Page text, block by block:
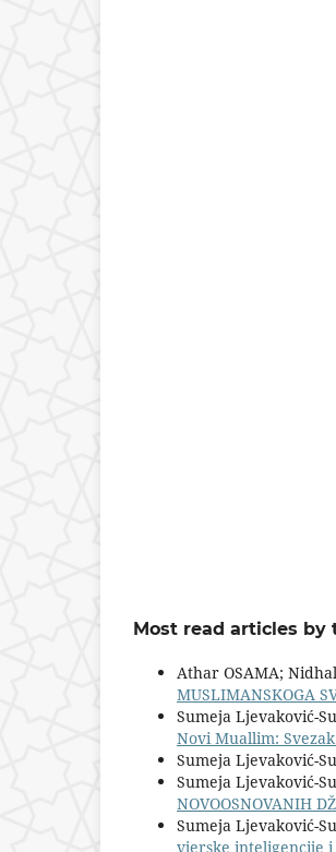
Most read articles by
Athar OSAMA;
MUSLIMANSKOGA
Sumeja Ljevaković-
Novi Muallim:
Sumeja Ljevaković-
Sumeja Ljevaković-
NOVOOSNOVANIH
Sumeja Ljevaković-
vjerske inteligencije